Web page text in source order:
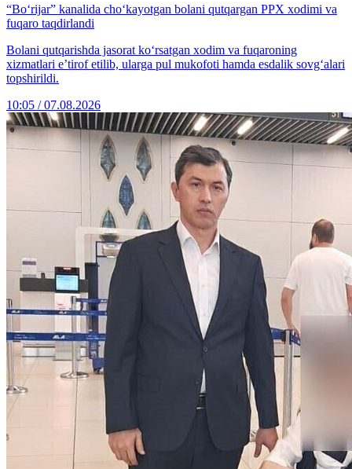
“Bo‘rijar” kanalida cho‘kayotgan bolani qutqargan PPX xodimi va
fuqaro taqdirlandi
Bolani qutqarishda jasorat ko‘rsatgan xodim va fuqaroning
xizmatlari e’tirof etilib, ularga pul mukofoti hamda esdalik sovg‘alari
topshirildi.
10:05 / 07.08.2026